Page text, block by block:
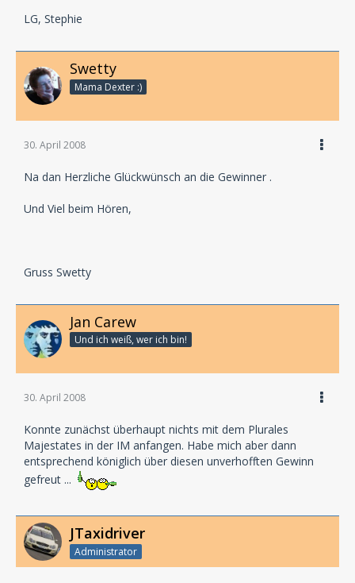
LG, Stephie
Swetty
Mama Dexter :)
30. April 2008
Na dan Herzliche Glückwünsch an die Gewinner .
Und Viel beim Hören,
Gruss Swetty
Jan Carew
Und ich weiß, wer ich bin!
30. April 2008
Konnte zunächst überhaupt nichts mit dem Plurales
Majestates in der IM anfangen. Habe mich aber dann
entsprechend königlich über diesen unverhofften Gewinn
gefreut ...
JTaxidriver
Administrator